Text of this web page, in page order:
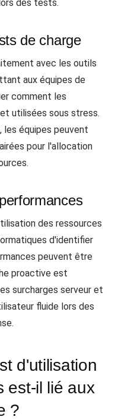
des tests.
de charge
avec les outils
aux équipes de
comment les
utilisées sous stress.
les équipes peuvent
pour l'allocation
des ressources
d'identifier
peuvent être
proactive est
surcharges serveur et
fluide lors des
d'utilisation
est-il lié aux
?